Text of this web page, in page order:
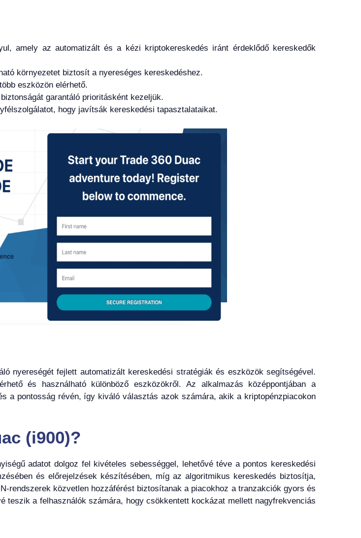
amely az automatizált és a kézi kriptokereskedés iránt érdeklődő kereskedők
környezetet biztosít a nyereséges kereskedéshez.
eszközön elérhető.
garantáló prioritásként kezeljük.
hogy javítsák kereskedési tapasztalataikat.
nyereségét fejlett automatizált kereskedési stratégiák és eszközök segítségével.
és használható különböző eszközökről. Az alkalmazás középpontjában a
a pontosság révén, így kiváló választás azok számára, akik a kriptopénzpiacokon
(i900)?
adatot dolgoz fel kivételes sebességgel, lehetővé téve a pontos kereskedési
és előrejelzések készítésében, míg az algoritmikus kereskedés biztosítja,
rendszerek közvetlen hozzáférést biztosítanak a piacokhoz a tranzakciók gyors és
teszik a felhasználók számára, hogy csökkentett kockázat mellett nagyfrekvenciás